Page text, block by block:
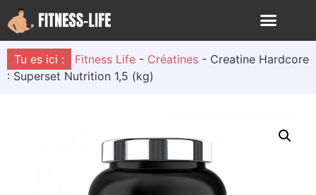
Tu es ici : Fitness Life - Créatines - Creatine Hardcore
: Superset Nutrition 1,5 (kg)